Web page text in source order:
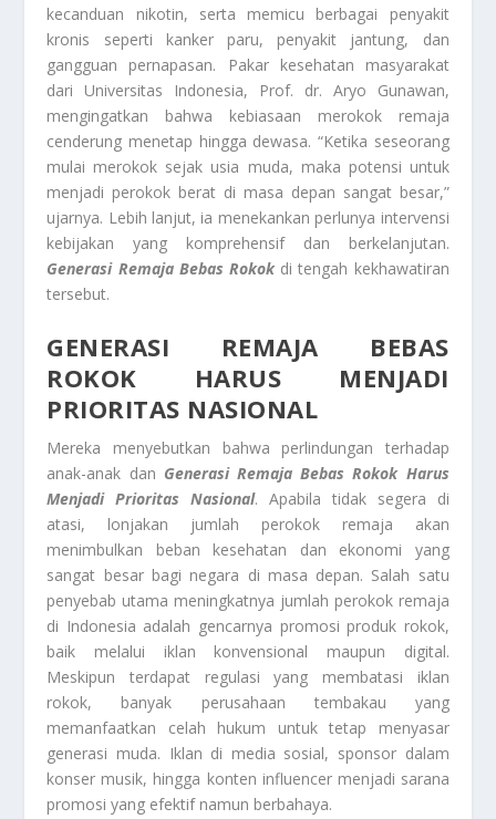
kecanduan nikotin, serta memicu berbagai penyakit
kronis seperti kanker paru, penyakit jantung, dan
gangguan pernapasan. Pakar kesehatan masyarakat
dari Universitas Indonesia, Prof. dr. Aryo Gunawan,
mengingatkan bahwa kebiasaan merokok remaja
cenderung menetap hingga dewasa. “Ketika seseorang
mulai merokok sejak usia muda, maka potensi untuk
menjadi perokok berat di masa depan sangat besar,”
ujarnya. Lebih lanjut, ia menekankan perlunya intervensi
kebijakan yang komprehensif dan berkelanjutan.
Generasi Remaja Bebas Rokok di tengah kekhawatiran
tersebut.
GENERASI REMAJA BEBAS
ROKOK
HARUS MENJADI
PRIORITAS NASIONAL
Mereka menyebutkan bahwa perlindungan terhadap
anak-anak dan Generasi Remaja Bebas Rokok Harus
Menjadi Prioritas Nasional. Apabila tidak segera di
atasi, lonjakan jumlah perokok remaja akan
menimbulkan beban kesehatan dan ekonomi yang
sangat besar bagi negara di masa depan. Salah satu
penyebab utama meningkatnya jumlah perokok remaja
di Indonesia adalah gencarnya promosi produk rokok,
baik melalui iklan konvensional maupun digital.
Meskipun terdapat regulasi yang membatasi iklan
rokok, banyak perusahaan tembakau yang
memanfaatkan celah hukum untuk tetap menyasar
generasi muda. Iklan di media sosial, sponsor dalam
konser musik, hingga konten influencer menjadi sarana
promosi yang efektif namun berbahaya.